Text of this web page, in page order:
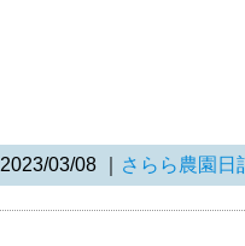
2023/03/08 さらら農園日